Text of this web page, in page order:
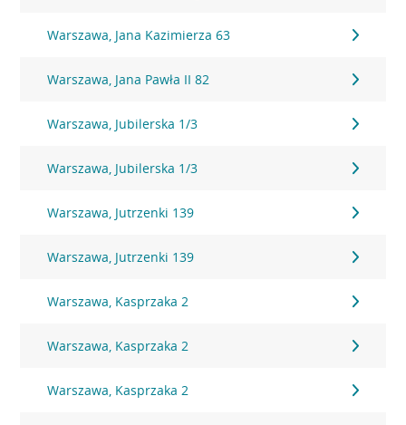
Warszawa, Jana Kazimierza 63
Warszawa, Jana Pawła II 82
Warszawa, Jubilerska 1/3
Warszawa, Jubilerska 1/3
Warszawa, Jutrzenki 139
Warszawa, Jutrzenki 139
Warszawa, Kasprzaka 2
Warszawa, Kasprzaka 2
Warszawa, Kasprzaka 2